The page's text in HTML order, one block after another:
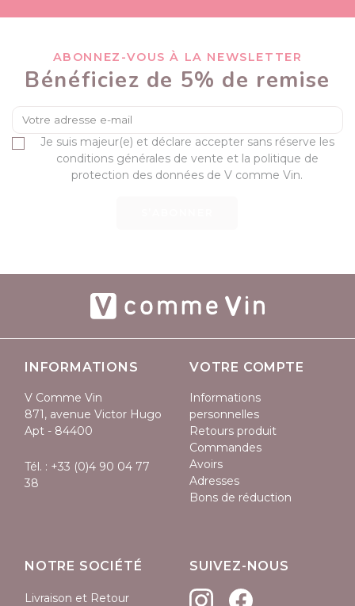
ABONNEZ-VOUS À LA NEWSLETTER
Bénéficiez de 5% de remise
Je suis majeur(e) et déclare accepter sans réserve les
conditions générales de vente et la politique de
protection des données de V comme Vin.
INFORMATIONS
V Comme Vin
871, avenue Victor Hugo
Apt - 84400
Tél. : +33 (0)4 90 04 77
38
VOTRE COMPTE
Informations
personnelles
Retours produit
Commandes
Avoirs
Adresses
Bons de réduction
NOTRE SOCIÉTÉ
Livraison et Retour
SUIVEZ-NOUS